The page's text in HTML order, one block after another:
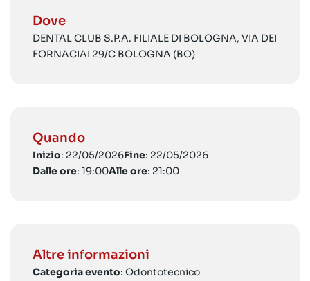
Dove
DENTAL CLUB S.P.A. FILIALE DI BOLOGNA, VIA DEI
FORNACIAI 29/C BOLOGNA (BO)
Quando
Inizio: 22/05/2026Fine: 22/05/2026
Dalle ore: 19:00Alle ore: 21:00
Altre informazioni
Categoria evento: Odontotecnico